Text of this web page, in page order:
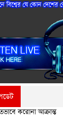
বিশ্বের যে কোন দেশের
করোনা আক্রান্ত